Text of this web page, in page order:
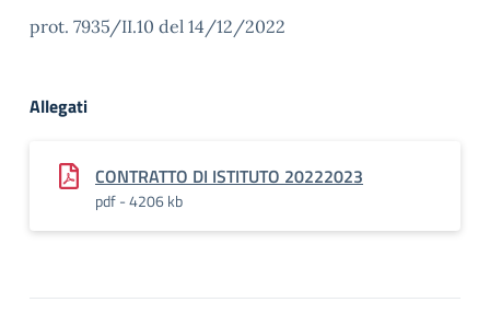
prot. 7935/II.10 del 14/12/2022
Allegati
CONTRATTO DI ISTITUTO 20222023
pdf - 4206 kb